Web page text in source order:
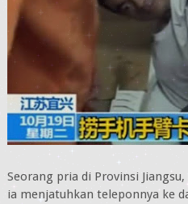
Seorang pria di Provinsi
ia menjatuhkan teleponnya ke